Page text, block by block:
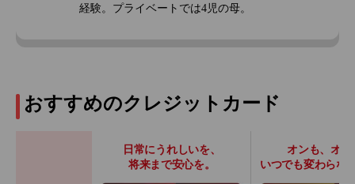
経験。プライベートでは4児の母。
おすすめのクレジットカード
日常にうれしいを、
将来まで安心を。
オンも、オフ
いつでも変わらな